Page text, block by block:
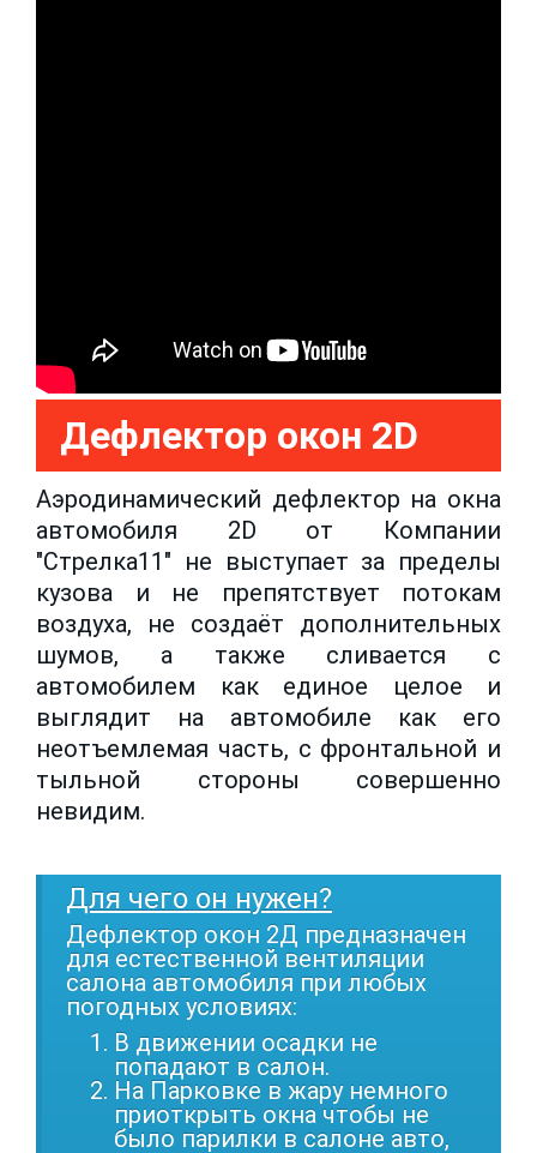
Дефлектор окон 2D
Аэродинамический дефлектор на окна
автомобиля 2D от Компании
"Стрелка11" не выступает за пределы
кузова и не препятствует потокам
воздуха, не создаёт дополнительных
шумов, а также сливается с
автомобилем как единое целое и
выглядит на автомобиле как его
неотъемлемая часть, с фронтальной и
тыльной стороны совершенно
невидим.
Для чего он нужен?
Дефлектор окон 2Д предназначен
для естественной вентиляции
салона автомобиля при любых
погодных условиях:
В движении осадки не
попадают в салон.
На Парковке в жару немного
приоткрыть окна чтобы не
было парилки в салоне авто,